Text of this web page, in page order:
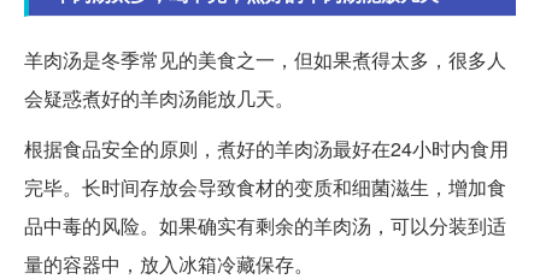
羊肉汤是冬季常见的美食之一，但如果煮得太多，很多人
会疑惑煮好的羊肉汤能放几天。
根据食品安全的原则，煮好的羊肉汤最好在24小时内食用
完毕。长时间存放会导致食材的变质和细菌滋生，增加食
品中毒的风险。如果确实有剩余的羊肉汤，可以分装到适
量的容器中，放入冰箱冷藏保存。